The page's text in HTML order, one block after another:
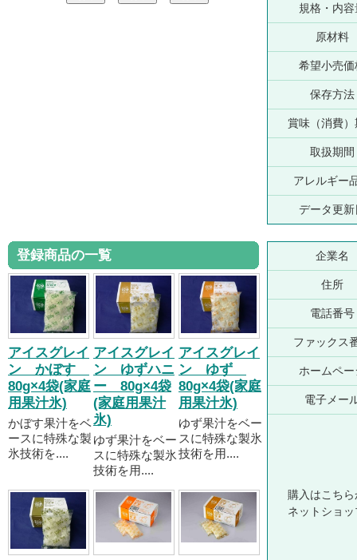
規格・内容
原材料
希望小売価
保存方法
賞味（消費）
取扱期間
アレルギー
データ更新
登録商品の一覧
アイスグレイ
ン かぼす
80g×4袋(家庭
用果汁氷)
かぼす果汁をベ
ースに特殊な製
氷技術を....
アイスグレイ
ン ゆずハニ
ー 80g×4袋
(家庭用果汁
氷)
ゆず果汁をベー
スに特殊な製氷
技術を用....
アイスグレイ
ン ゆず
80g×4袋(家庭
用果汁氷)
ゆず果汁をベー
スに特殊な製氷
技術を用....
企業名
住所
電話番号
ファックス
ホームペー
電子メー
購入はこちら
ネットショ